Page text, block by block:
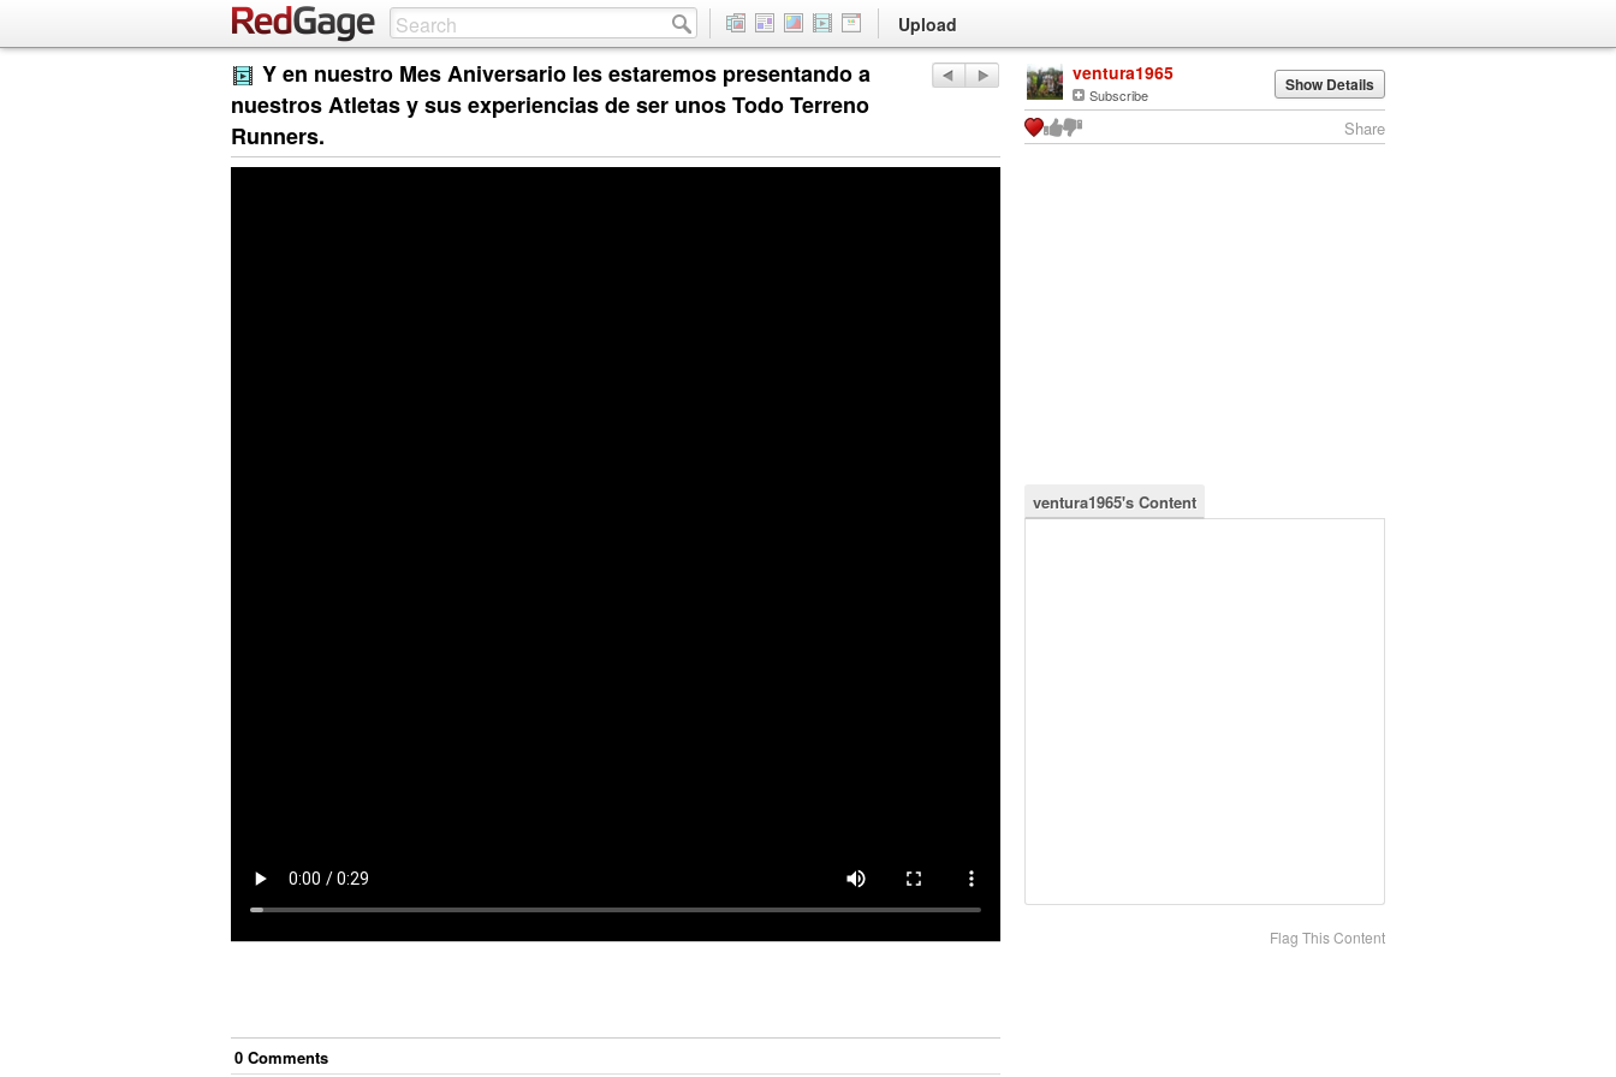
Upload
Y en nuestro Mes Aniversario les estaremos presentando a
nuestros Atletas y sus experiencias de ser unos Todo Terreno
Runners.
0 Comments
ventura1965
Subscribe Show Details
Share
ventura1965's Content
Flag This Content